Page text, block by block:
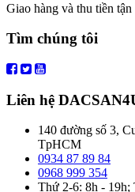
Giao hàng và thu tiền
Tìm chúng tôi
Liên hệ
140 đường số 3,
TpHCM
0934 87 89 84
0968 999 354
Thứ 2-6: 8h -